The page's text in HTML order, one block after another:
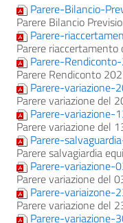
Parere-Bilancio-
Parere Bilancio
Parere-
Parere riaccertamento
Parere-
Parere Rendiconto
Parere-variazione-
Parere variazione del
Parere-variazione-
Parere variazione del
Parere-
Parere salvagiardia
Parere-variazione-
Parere variazione del
Parere-variaizone-
Parere variazione del
Parere-variazione-